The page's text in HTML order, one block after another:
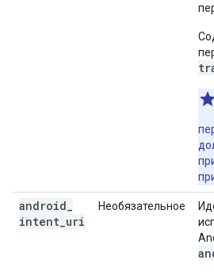
android
intent uri
Необязательное